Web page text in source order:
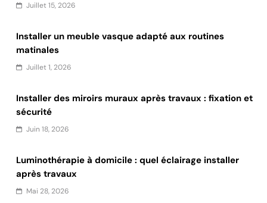
Juillet 15, 2026
Installer un meuble vasque adapté aux routines
matinales
Juillet 1, 2026
Installer des miroirs muraux après travaux : fixation et
sécurité
Juin 18, 2026
Luminothérapie à domicile : quel éclairage installer
après travaux
Mai 28, 2026